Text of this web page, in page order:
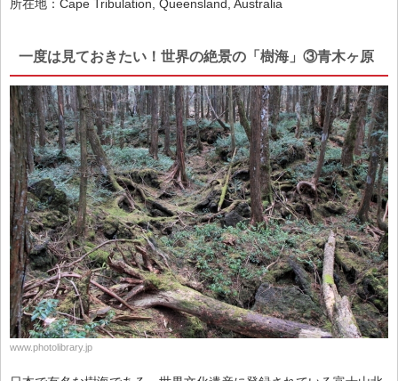
所在地：Cape Tribulation, Queensland, Australia
一度は見ておきたい！世界の絶景の「樹海」③青木ヶ原
www.photolibrary.jp